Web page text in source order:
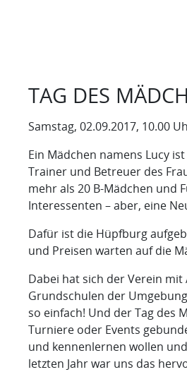
TAG DES
Samstag, 02.09.2017, 10.00
Ein Mädchen namens Lucy
Trainer und Betreuer des
mehr als 20 B-Mädchen und
Interessenten – aber, eine
Dafür ist die Hüpfburg
und Preisen warten auf die
Dabei hat sich der Verein
Grundschulen der
so einfach! Und der Tag des
Turniere oder Events
und kennenlernen wollen
letzten Jahr war uns das